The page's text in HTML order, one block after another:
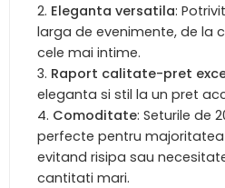
Eleganta versatila:
larga de evenimente, de la
cele mai intime.
Raport calitate-pret
eleganta si stil la un pret
Comoditate: Seturile de
perfecte pentru
evitand risipa sau
cantitati mari.